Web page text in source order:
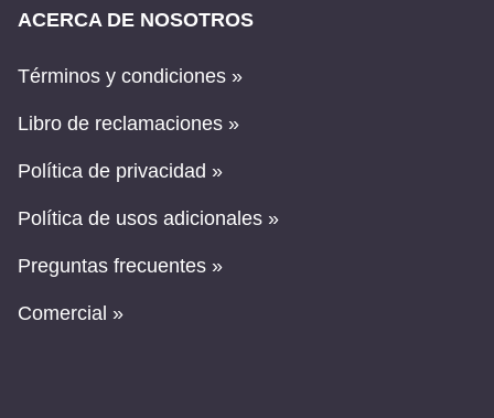
ACERCA DE NOSOTROS
Términos y condiciones »
Libro de reclamaciones »
Política de privacidad »
Política de usos adicionales »
Preguntas frecuentes »
Comercial »